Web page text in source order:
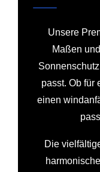
Unsere
Maßen
passt. Ob für
einen
Die